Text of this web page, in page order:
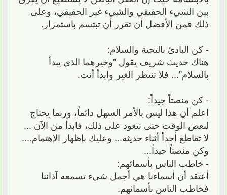
بين الشيء الحقيقي والشيء غير الحقيقي، وعلى
ذلك فمن الأفضل أن تقرر أن تبتسم باستمرار.
- كن البادئ بالتحية والسلام:
هناك حديث شريف يقول "وخيرهما الذي يبدأ
بالسلام"... فلا تنتظر الغير وابدأ أنت.
- كن منصتاً جيداً:
اعلم أن هذا ليس بالأمر السهل دائماً، وربما يحتاج
لبعض الوقت حتى تتعود على ذلك، فابدأ من الآن ...
لا تقاطع أحداً أثناء حديثه... وعليك بإظهار الإهتمام....
وكن منصتاً جيداً...
- خاطب الناس بأسمائهم:
أعتقد أن أسماءنا هي أجمل شيء تسمعه آذاننا
فخاطب الناس بأسمائهم.